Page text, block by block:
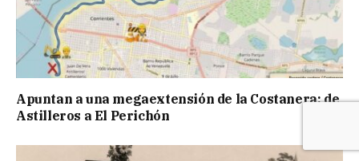
Apuntan a una megaextensión de la Costanera: de
Astilleros a El Perichón